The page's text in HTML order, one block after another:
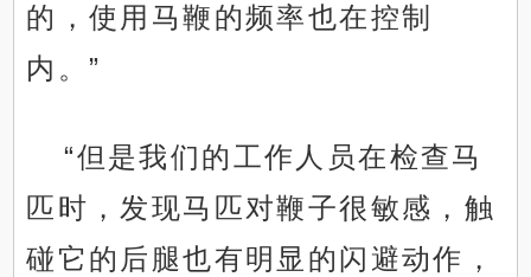
的，使用马鞭的频率也在控制
内。”
“但是我们的工作人员在检查马
匹时，发现马匹对鞭子很敏感，触
碰它的后腿也有明显的闪避动作，